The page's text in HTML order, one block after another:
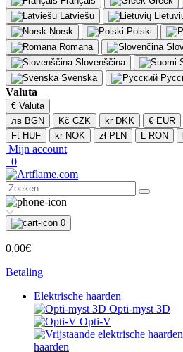
Latviešu
Norsk
Polski
Romana
Slovenščina
Svenska
Valuta
€ Valuta
лв BGN
Kč CZK kr DKK € EUR
Ft HUF
kr NOK zł PLN L RON
Mijn account
0
0
0,00€
Betaling
Elektrische haarden
Opti-myst 3D
Opti-V
haarden